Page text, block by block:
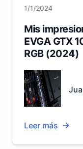
1/1/2024
Mis
EVGA GTX
RGB (2024)
Leer más